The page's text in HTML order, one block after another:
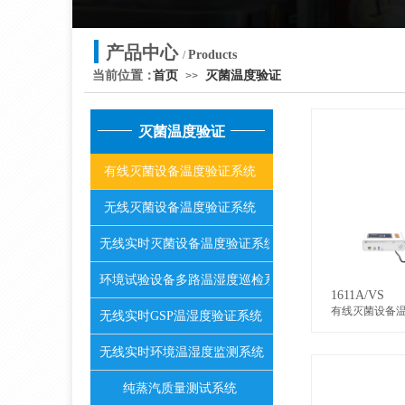
产品中心 /Products
当前位置：首页 >> 灭菌温度验证
1611A/VS
有线灭菌设备
灭菌温度验证
有线灭菌设备温度验证系统
无线灭菌设备温度验证系统
无线实时灭菌设备温度验证系统
环境试验设备多路温湿度巡检系统
无线实时GSP温湿度验证系统
无线实时环境温湿度监测系统
纯蒸汽质量测试系统